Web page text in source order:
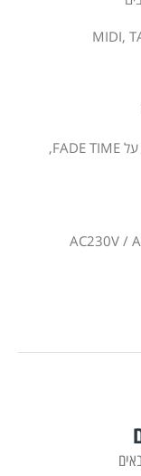
שלט BLACKOUT, שליטה על FADE TIME,
AC230V /